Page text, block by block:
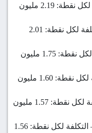
برايتون – النقاط: 334 – التكلفة لكل نقطة: 2.19 مليون
أستون فيلا – النقاط: 377 – التكلفة لكل نقطة: 2.01
فولهام – النقاط: 233 – التكلفة لكل نقطة: 1.75 مليون
إيفرتون – النقاط: 303 – التكلفة لكل نقطة: 1.60 مليون
برينتفورد – النقاط: 253 – التكلفة لكل نقطة: 1.57 مليون
كريستال بالاس – النقاط: 300 – التكلفة لكل نقطة: 1.56